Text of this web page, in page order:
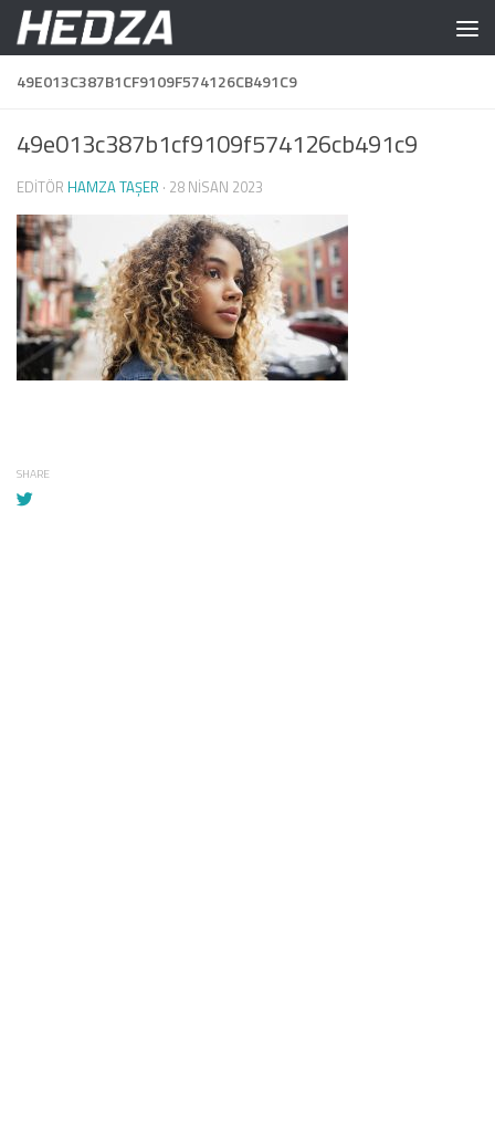
Skip to content
49E013C387B1CF9109F574126CB491C9
49e013c387b1cf9109f574126cb491c9
EDITÖR HAMZA TAŞER · 28 NISAN 2023
SHARE